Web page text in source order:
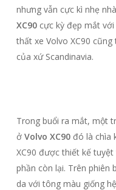
nhưng vẫn cực kì nhẹ
XC90 cực kỳ đẹp mắt
thất xe Volvo XC90
của xứ Scandinavia.
Trong buổi ra mắt, một
ở Volvo XC90đó là chìa
XC90 được thiết kế
phần còn lại. Trên phiên
da với tông màu giống